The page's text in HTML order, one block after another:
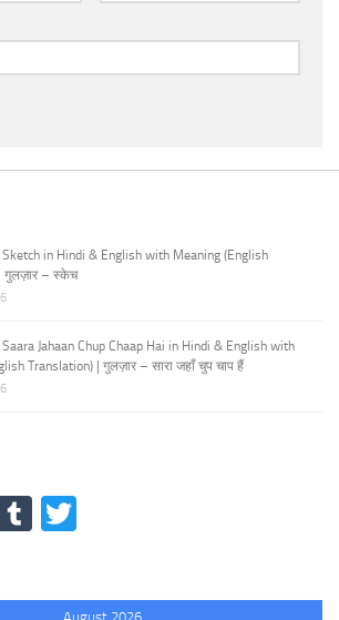
Sketch in Hindi & English with Meaning (English
गुलज़ार – स्केच
Jahaan Chup Chaap Hai in Hindi & English with
Translation) | गुलज़ार – सारा जहाँ चुप चाप हैं
Tumblr